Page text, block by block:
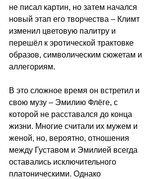
не писал картин, но затем начался
новый этап его творчества – Климт
изменил цветовую палитру и
перешёл к эротической трактовке
образов, символическим сюжетам и
аллегориям.
В это сложное время он встретил и
свою музу – Эмилию Флёге, с
которой не расставался до конца
жизни. Многие считали их мужем и
женой, но, вероятно, отношения
между Густавом и Эмилией всегда
оставались исключительного
платоническими. Однако